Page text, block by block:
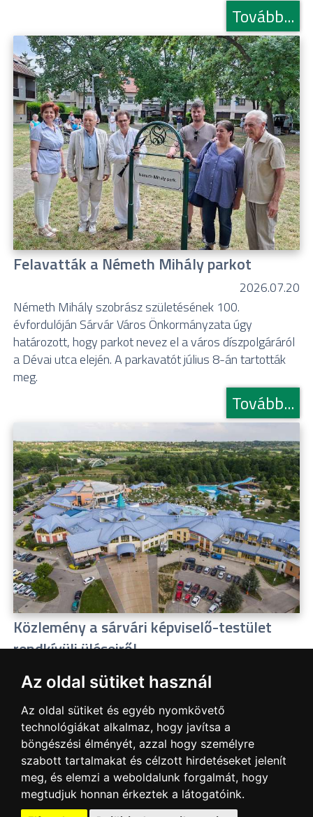
Az oldal sütiket használ
Az oldal sütiket és egyéb nyomkövető
technológiákat alkalmaz, hogy javítsa a
böngészési élményét, azzal hogy személyre
szabott tartalmakat és célzott hirdetéseket jelenít
meg, és elemzi a weboldalunk forgalmát, hogy
megtudjuk honnan érkeztek a látogatóink.
Tovább...
Felavatták a Németh Mihály parkot
2026.07.20
Németh Mihály szobrász születésének 100.
évfordulóján Sárvár Város Önkormányzata úgy
határozott, hogy parkot nevez el a város díszpolgáráról
a Dévai utca elején. A parkavatót július 8-án tartották
meg.
Tovább...
Közlemény a sárvári képviselő-testület
rendkívüli üléseiről
A sárvári képviselő-testület július 13-án és 16-án is
rendkívüli ülést tartott. Zárt ülésen tárgyalta a Sárvári
Gyógyfürdő Kft. Felügyelő Bizottsága által elrendelt
vizsgálat eredményét, amely többek között – a
sajtóban is nagy visszhangot kapott - megbízási
jogviszony tisztázására irányult.
Tovább...